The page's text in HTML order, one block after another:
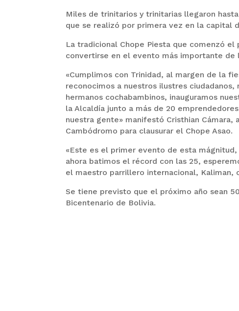
Miles de trinitarios y trinitarias llegaron
que se realizó por primera vez en la capital
La tradicional Chope Piesta que comenzó
convertirse en el evento más importante de
«Cumplimos con Trinidad, al margen de la
reconocimos a nuestros ilustres
hermanos cochabambinos, inauguramos
la Alcaldía junto a más de 20
nuestra gente» manifestó Cristhian
Cambódromo para clausurar el Chope Asao.
«Este es el primer evento de esta
ahora batimos el récord con las 25,
el maestro parrillero internacional, Kaliman,
Se tiene previsto que el próximo año sean
Bicentenario de Bolivia.